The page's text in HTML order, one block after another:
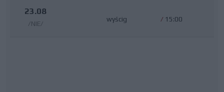
23.08
/NIE/
wyścig / 15:00